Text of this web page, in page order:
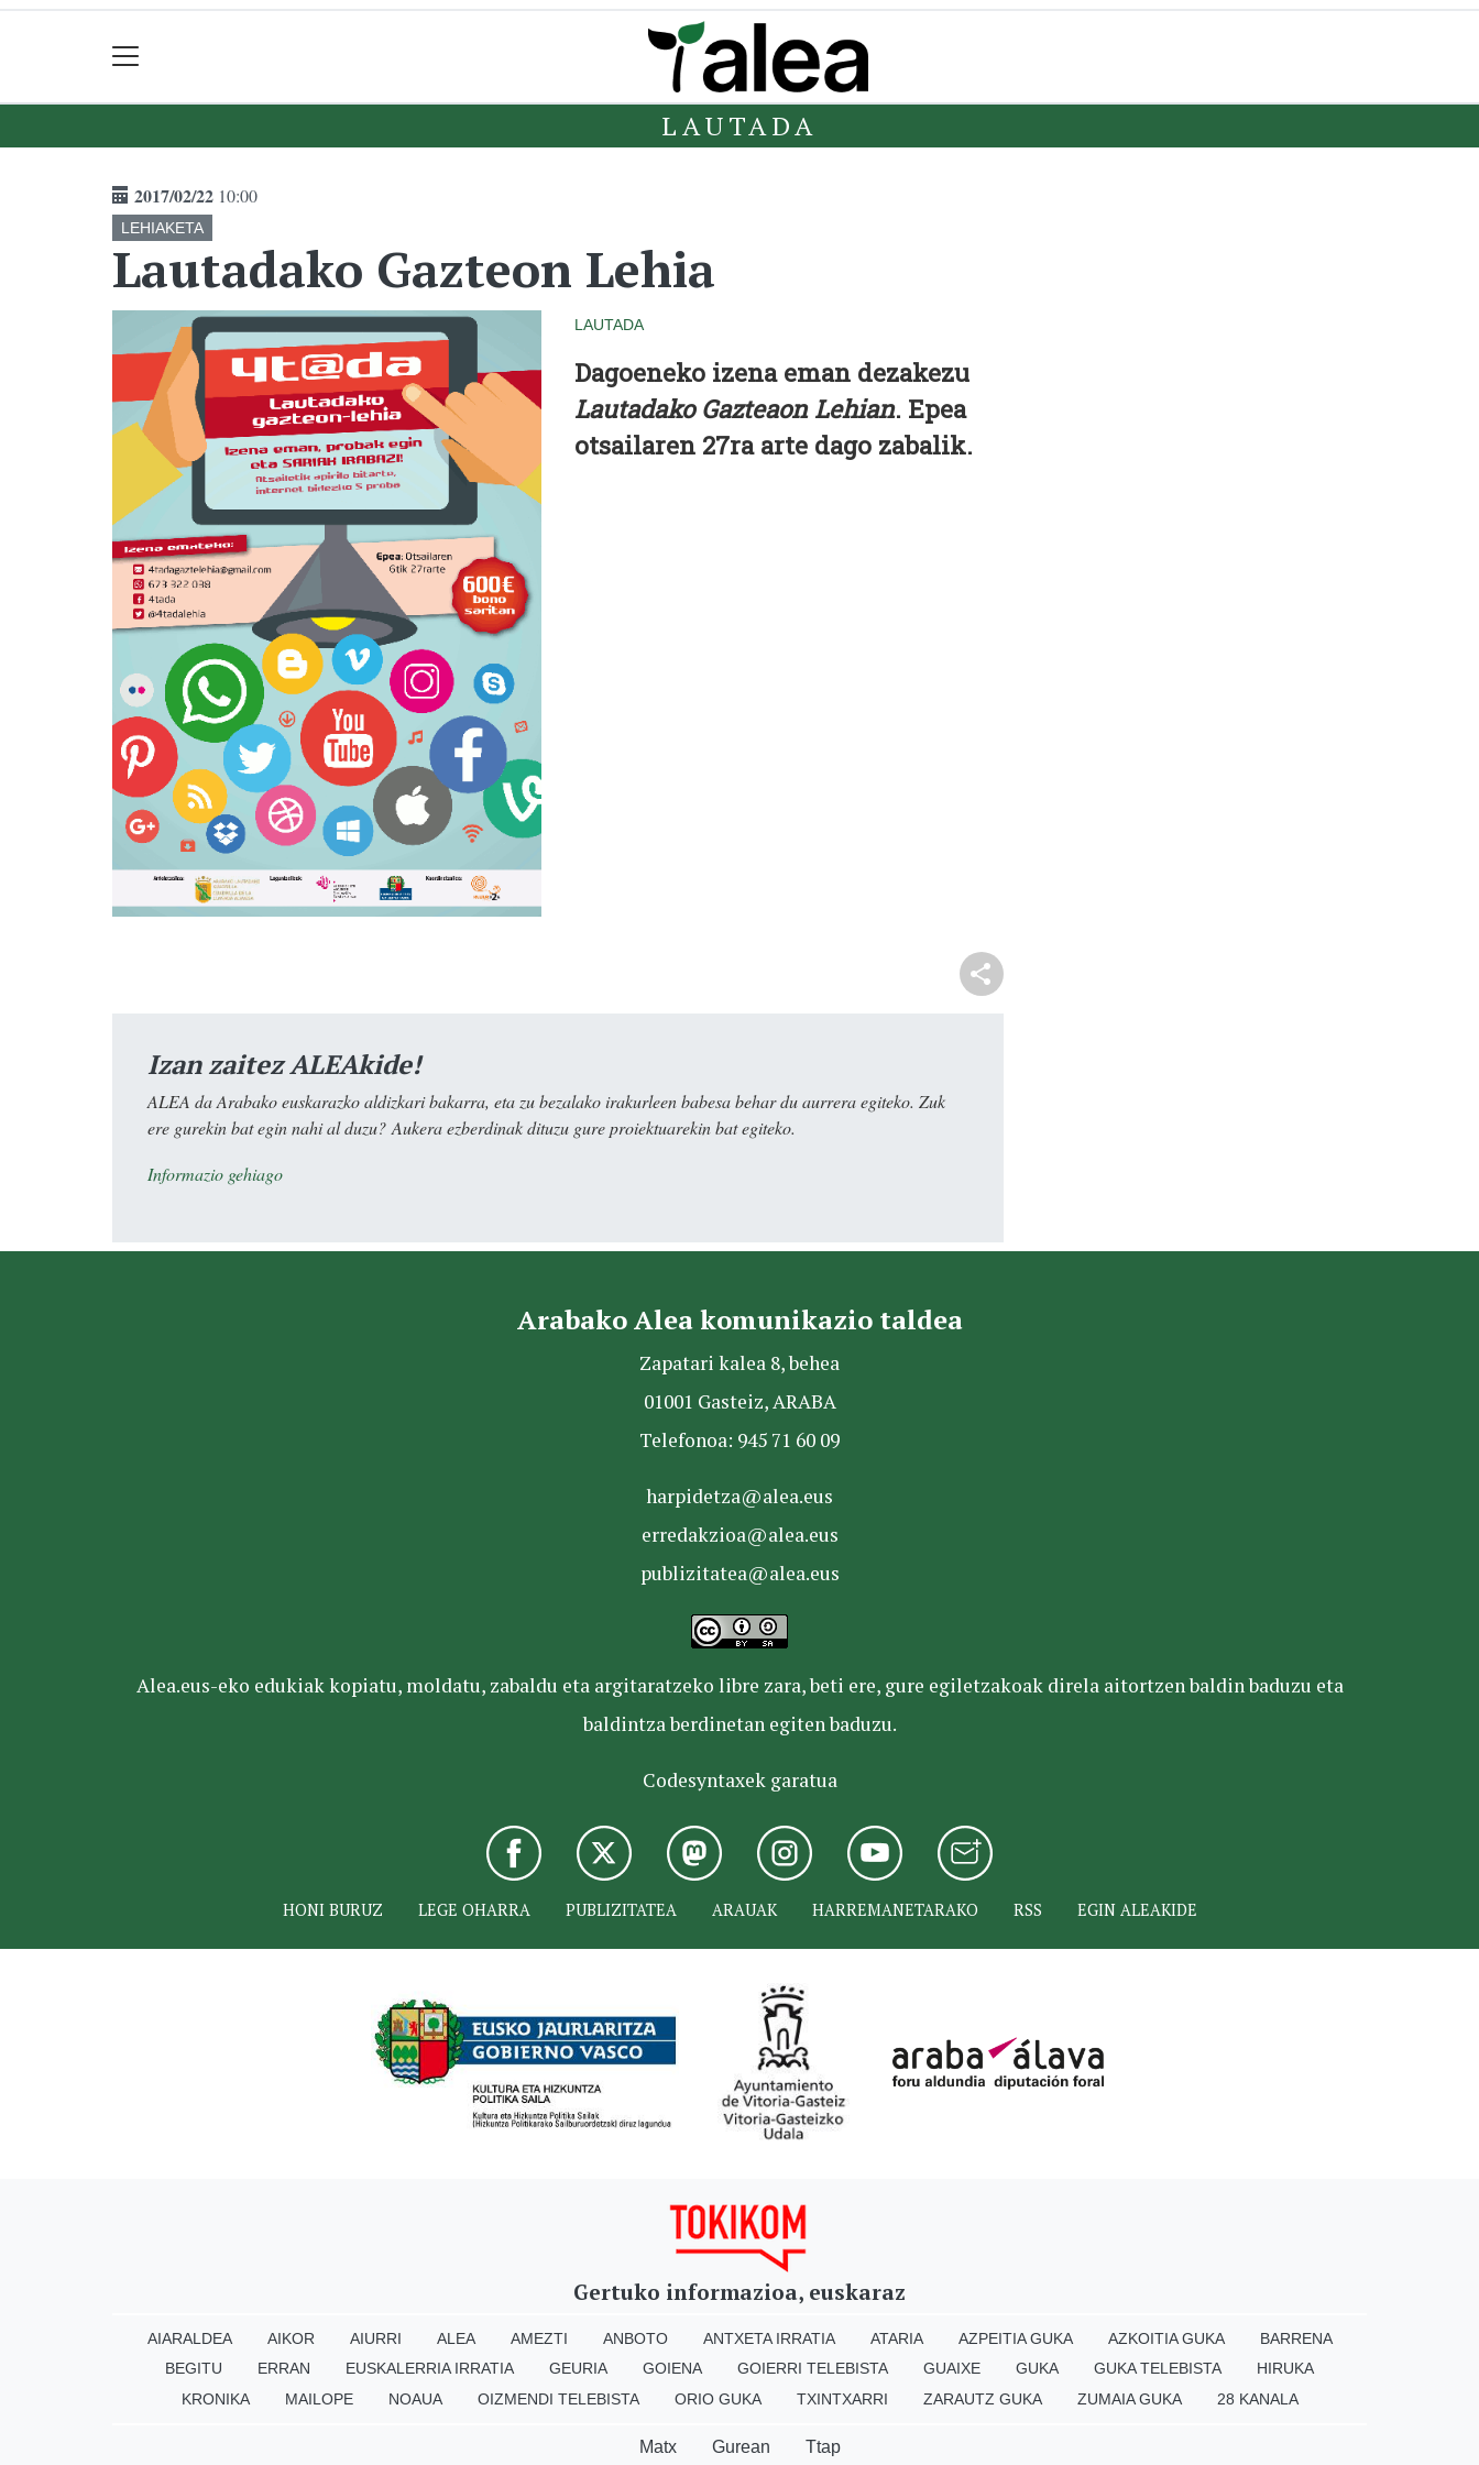
LAUTADA
2017/02/22 10:00
LEHIAKETA
Lautadako Gazteon Lehia
LAUTADA
Dagoeneko izena eman dezakezu
Lautadako Gazteaon Lehian. Epea
otsailaren 27ra arte dago zabalik.
Izan zaitez ALEAkide!
ALEA da Arabako euskarazko aldizkari bakarra, eta zu bezalako irakurleen babesa behar du aurrera egiteko. Zuk
ere gurekin bat egin nahi al duzu? Aukera ezberdinak dituzu gure proiektuarekin bat egiteko.
Informazio gehiago
Arabako Alea komunikazio taldea
Zapatari kalea 8, behea
01001 Gasteiz, ARABA
Telefonoa: 945 71 60 09
harpidetza@alea.eus
erredakzioa@alea.eus
publizitatea@alea.eus
Alea.eus-eko edukiak kopiatu, moldatu, zabaldu eta argitaratzeko libre zara, beti ere, gure egiletzakoak direla aitortzen baldin baduzu eta
baldintza berdinetan egiten baduzu.
Codesyntaxek garatua
HONI BURUZ LEGE OHARRA PUBLIZITATEA ARAUAK HARREMANETARAKO RSS EGIN ALEAKIDE
Gertuko informazioa, euskaraz
AIARALDEA AIKOR AIURRI ALEA AMEZTI ANBOTO ANTXETA IRRATIA ATARIA AZPEITIA GUKA AZKOITIA GUKA
BARRENA
BEGITU
ERRAN EUSKALERRIA IRRATIA GEURIA GOIENA GOIERRI TELEBISTA GUAIXE GUKA GUKA TELEBISTA
HIRUKA
KRONIKA
MAILOPE NOAUA OIZMENDI TELEBISTA ORIO GUKA TXINTXARRI ZARAUTZ GUKA ZUMAIA GUKA 28 KANALA
Matx Gurean Ttap